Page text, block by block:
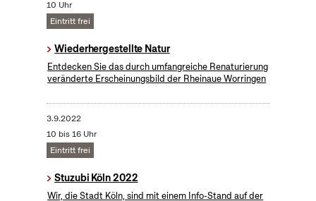
10 Uhr
Eintritt frei
Wiederhergestellte Natur
Entdecken Sie das durch umfangreiche Renaturierung
veränderte Erscheinungsbild der Rheinaue Worringen
3.9.2022
10 bis 16 Uhr
Eintritt frei
Stuzubi Köln 2022
Wir, die Stadt Köln, sind mit einem Info-Stand auf der